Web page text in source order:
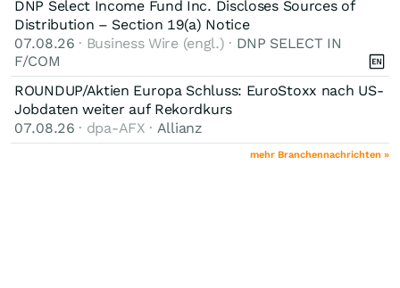
DNP Select Income Fund Inc. Discloses Sources of
Distribution – Section 19(a) Notice
07.08.26 · Business Wire (engl.) · DNP SELECT IN
F/COM
ROUNDUP/Aktien Europa Schluss: EuroStoxx nach US-
Jobdaten weiter auf Rekordkurs
07.08.26 · dpa-AFX · Allianz
mehr Branchennachrichten »